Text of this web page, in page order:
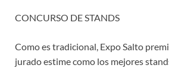
CONCURSO DE STANDS
Como es tradicional, Expo Salto
jurado estime como los mejores